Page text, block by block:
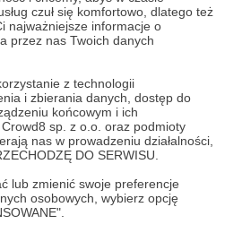
czuł się komfortowo, dlatego też
najważniejsze informacje o
przez nas Twoich danych
z technologii
i zbierania danych, dostęp do
końcowym i ich
sp. z o.o. oraz podmioty
nas w prowadzeniu działalności,
DO SERWISU.
lub zmienić swoje preferencje
osobowych, wybierz opcję
URL, zanim klikniesz przycisk
wróć do Patronite i zweryfikuj
kontynuować?
do strony
na Patronite